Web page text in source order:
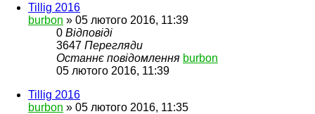
Tillig 2016
burbon » 05 лютого 2016, 11:39
0 Відповіді
3647 Перегляди
Останнє повідомлення burbon
05 лютого 2016, 11:39
Tillig 2016
burbon » 05 лютого 2016, 11:35